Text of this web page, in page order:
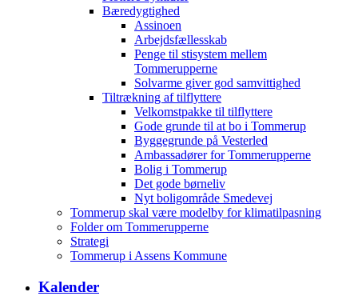
Bæredygtighed
Assinoen
Arbejdsfællesskab
Penge til stisystem mellem
Tommerupperne
Solvarme giver god samvittighed
Tiltrækning af tilflyttere
Velkomstpakke til tilflyttere
Gode grunde til at bo i Tommerup
Byggegrunde på Vesterled
Ambassadører for Tommerupperne
Bolig i Tommerup
Det gode børneliv
Nyt boligområde Smedevej
Tommerup skal være modelby for klimatilpasning
Folder om Tommerupperne
Strategi
Tommerup i Assens Kommune
Kalender